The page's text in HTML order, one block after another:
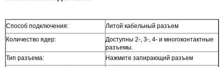
Способ подключения:
Литой кабельный разъем
Количество ядер:
Доступны 2-, 3-, 4- и многоконтактные
разъемы.
Тип разъема:
Нажмите запирающий разъем